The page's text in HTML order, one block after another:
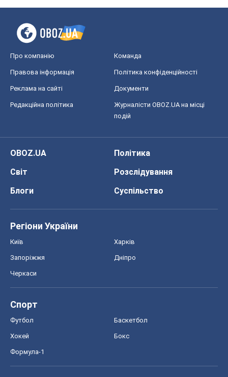
Про компанію Команда
Правова інформація Політика конфіденційності
Реклама на сайті Документи
Редакційна політика
Журналісти OBOZ.UA на місці
подій
OBOZ.UA
Політика
Світ
Розслідування
Блоги
Суспільство
Регіони України
Київ Харків
Запоріжжя Дніпро
Черкаси
Спорт
Футбол Баскетбол
Хокей Бокс
Формула-1